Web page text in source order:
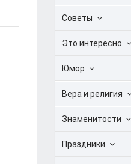
Советы
Это интересно
Юмор
Вера и религия
Знаменитости
Праздники